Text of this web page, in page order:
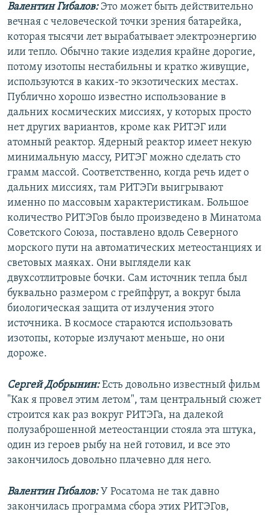
Валентин Гибалов:Это может быть действительно
вечная с человеческой точки зрения батарейка,
которая тысячи лет вырабатывает электроэнергию
или тепло. Обычно такие изделия крайне дорогие,
потому изотопы нестабильны и кратко живущие,
используются в каких-то экзотических местах.
Публично хорошо известно использование в
дальних космических миссиях, у которых просто
нет других вариантов, кроме как РИТЭГ или
атомный реактор. Ядерный реактор имеет некую
минимальную массу, РИТЭГ можно сделать сто
грамм массой. Соответственно, когда речь идет о
дальних миссиях, там РИТЭГи выигрывают
именно по массовым характеристикам. Большое
количество РИТЭГов было произведено в Минатома
Советского Союза, поставлено вдоль Северного
морского пути на автоматических метеостанциях и
световых маяках. Они выглядели как
двухсотлитровые бочки. Сам источник тепла был
буквально размером с грейпфрут, а вокруг была
биологическая защита от излучения этого
источника. В космосе стараются использовать
изотопы, которые излучают меньше, но они
дороже.
Сергей Добрынин:Есть довольно известный фильм
"Как я провел этим летом", там центральный сюжет
строится как раз вокруг РИТЭГа, на далекой
полузаброшенной метеостанции стояла эта штука,
один из героев рыбу на ней готовил, и все это
закончилось довольно плачевно для него.
Валентин Гибалов:У Росатома не так давно
закончилась программа сбора этих РИТЭГов,